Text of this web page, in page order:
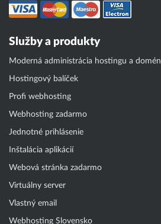
Služby a produkty
Moderná administrácia hostingu a domén
Hostingový balíček
Profi webhosting
Webhosting zadarmo
Jednotné prihlásenie
Inštalácia aplikácií
Webová stránka zadarmo
Virtuálny server
Vlastný email
Webhosting Slovensko